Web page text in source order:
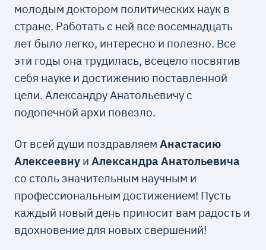
молодым доктором политических наук в
стране. Работать с ней все восемнадцать
лет было легко, интересно и полезно. Все
эти годы она трудилась, всецело посвятив
себя науке и достижению поставленной
цели. Александру Анатольевичу с
подопечной архи повезло.
От всей души поздравляемАнастасию
Алексеевну иАлександра Анатольевича
со столь значительным научным и
профессиональным достижением! Пусть
каждый новый день приносит вам радость и
вдохновение для новых свершений!